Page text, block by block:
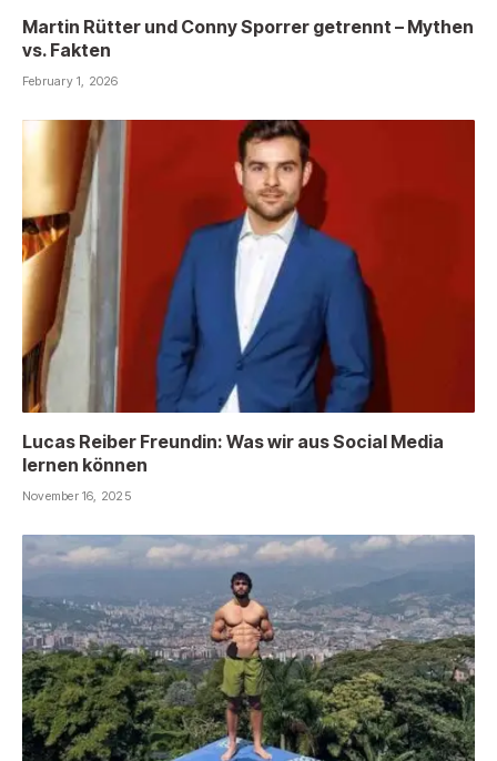
Martin Rütter und Conny Sporrer getrennt – Mythen
vs. Fakten
February 1, 2026
Lucas Reiber Freundin: Was wir aus Social Media
lernen können
November 16, 2025